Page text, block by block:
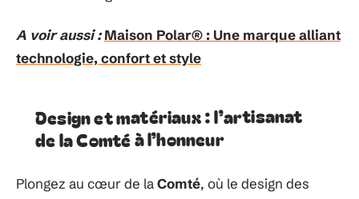
A voir aussi : Maison Polar® : Une marque alliant
technologie, confort et style
Design et matériaux : l’artisanat
de la Comté à l’honneur
Plongez au cœur de laComté, où le design des